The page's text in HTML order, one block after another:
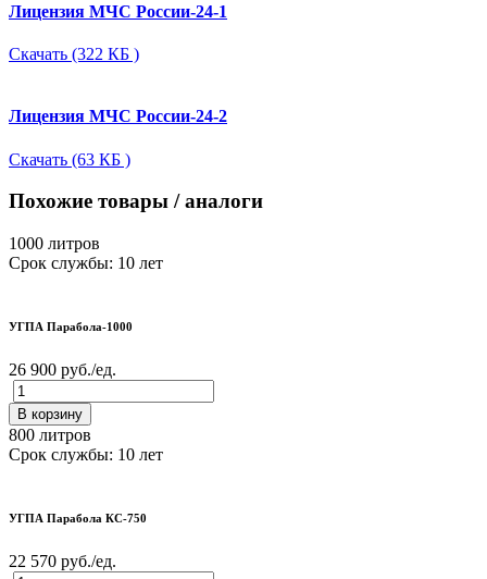
Лицензия МЧС России-24-1
Скачать (322 КБ )
Лицензия МЧС России-24-2
Скачать (63 КБ )
Похожие товары / аналоги
1000 литров
Срок службы: 10 лет
УГПА Парабола-1000
26 900 руб./ед.
В корзину
800 литров
Срок службы: 10 лет
УГПА Парабола КС-750
22 570 руб./ед.